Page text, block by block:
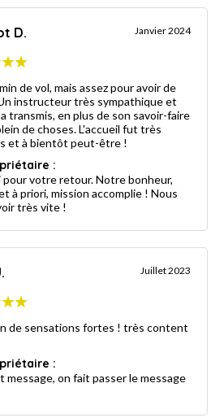
D. Janvier 2024
de vol, mais assez pour avoir de
transmis, en plus de son savoir-faire
de choses. L'accueil fut très
et à bientôt peut-être !
:
pour votre retour. Notre bonheur,
à priori, mission accomplie ! Nous
très vite !
Juillet 2023
de sensations fortes ! très content
:
message, on fait passer le message